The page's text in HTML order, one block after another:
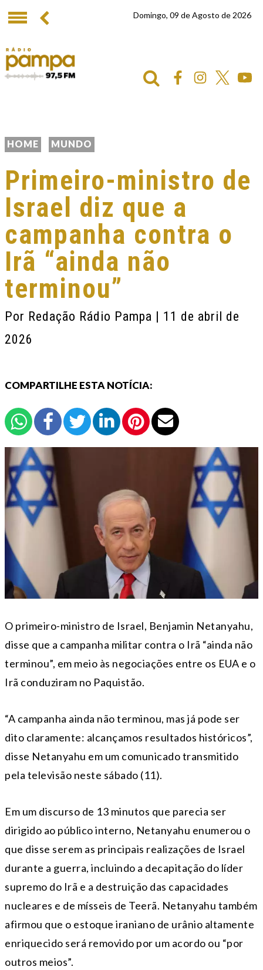
Domingo, 09 de Agosto de 2026
HOME MUNDO
Primeiro-ministro de
Israel diz que a
campanha contra o
Irã “ainda não
terminou”
Por Redação Rádio Pampa | 11 de abril de
2026
COMPARTILHE ESTA NOTÍCIA:
O primeiro-ministro de Israel, Benjamin Netanyahu,
disse que a campanha militar contra o Irã “ainda não
terminou”, em meio às negociações entre os EUA e o
Irã conduziram no Paquistão.
“A campanha ainda não terminou, mas já pode ser
dito claramente: alcançamos resultados históricos”,
disse Netanyahu em um comunicado transmitido
pela televisão neste sábado (11).
Em um discurso de 13 minutos que parecia ser
dirigido ao público interno, Netanyahu enumerou o
que disse serem as principais realizações de Israel
durante a guerra, incluindo a decapitação do líder
supremo do Irã e a destruição das capacidades
nucleares e de mísseis de Teerã. Netanyahu também
afirmou que o estoque iraniano de urânio altamente
enriquecido será removido por um acordo ou “por
outros meios”.